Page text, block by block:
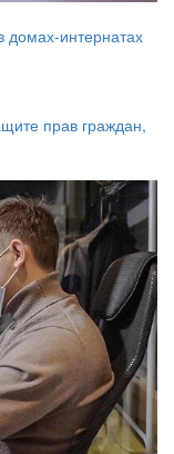
интернатах
прав граждан,